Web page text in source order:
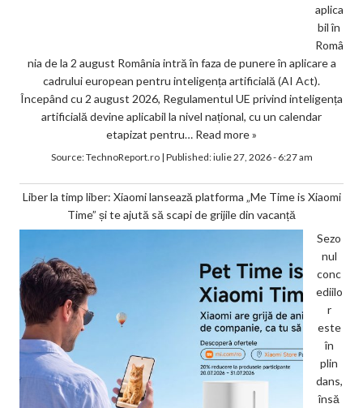
aplica
bil în
Româ
nia de la 2 august România intră în faza de punere în aplicare a
cadrului european pentru inteligența artificială (AI Act).
Începând cu 2 august 2026, Regulamentul UE privind inteligența
artificială devine aplicabil la nivel național, cu un calendar
etapizat pentru… Read more »
Source:TechnoReport.ro| Published:iulie 27, 2026 - 6:27 am
Liber la timp liber: Xiaomi lansează platforma „Me Time is Xiaomi
Time” și te ajută să scapi de grijile din vacanță
Sezo
nul
conc
ediilo
r
este
în
plin
dans,
însă